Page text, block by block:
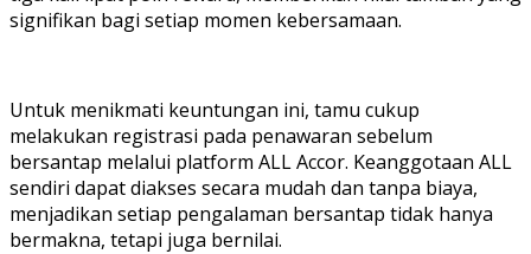
signifikan bagi setiap momen kebersamaan.
Untuk menikmati keuntungan ini, tamu cukup
melakukan registrasi pada penawaran sebelum
bersantap melalui platform ALL Accor. Keanggotaan ALL
sendiri dapat diakses secara mudah dan tanpa biaya,
menjadikan setiap pengalaman bersantap tidak hanya
bermakna, tetapi juga bernilai.